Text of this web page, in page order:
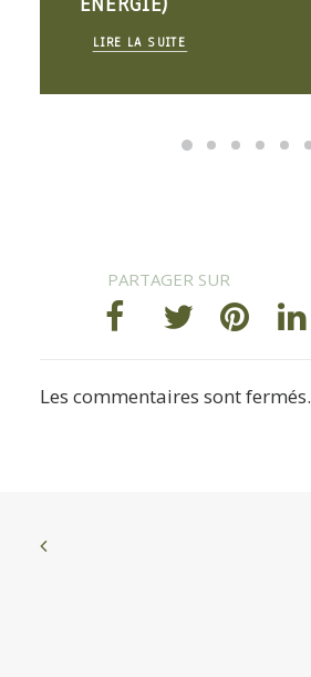
LIRE LA SUITE
Les commentaires sont fermés.